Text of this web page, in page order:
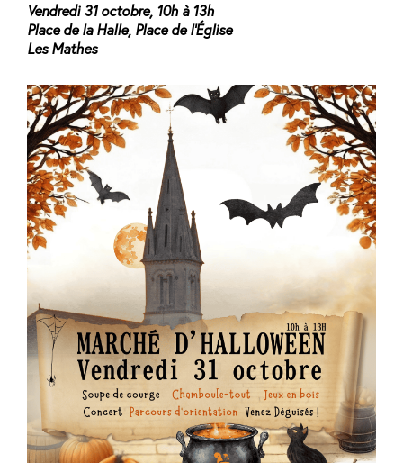
Vendredi 31 octobre, 10h à 13h
Place de la Halle, Place de l’Église
Les Mathes